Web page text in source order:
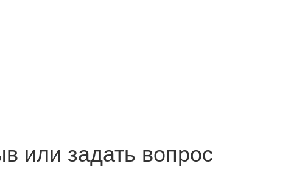
или задать вопрос